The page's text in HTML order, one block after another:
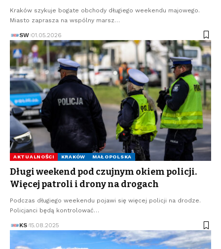
Kraków szykuje bogate obchody długiego weekendu majowego.
Miasto zaprasza na wspólny marsz…
SW 01.05.2026
AKTUALNOŚCI KRAKÓW MAŁOPOLSKA
Długi weekend pod czujnym okiem policji.
Więcej patroli i drony na drogach
Podczas długiego weekendu pojawi się więcej policji na drodze.
Policjanci będą kontrolować…
KS 15.08.2025